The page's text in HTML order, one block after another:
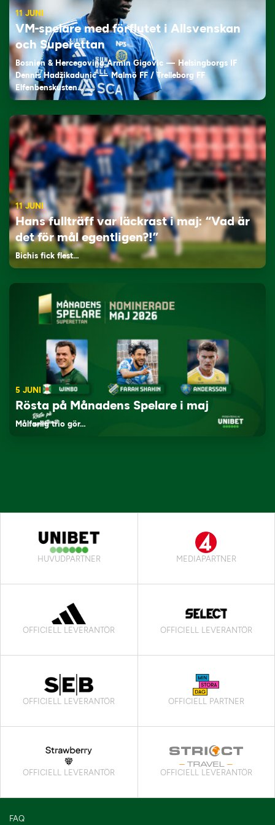
11 JUNI
VM-spelare med förflutet i Allsvenskan
och Superettan
Bosnien & Hercegovina Armin Gigovic — Helsingborgs IF
Dennis Hadžikadunić — Malmö FF / Trelleborg FF
Elfenbenskusten…
11 JUNI
Hans fullträff var läckrast i maj: “Vad är
det för mål egentligen?!”
Bichis fick flest…
5 JUNI
Rösta på Månadens Spelare i maj
Målfarlig trio gör…
HUVUDPARTNER MEDIAPARTNER
OFFICIELL LEVERANTÖR OFFICIELL LEVERANTÖR
OFFICIELL LEVERANTÖR OFFICIELL PARTNER
OFFICIELL LEVERANTÖR OFFICIELL LEVERANTÖR
FAQ